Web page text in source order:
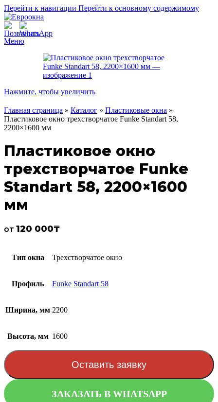
Перейти к навигации Перейти к основному содержимому
Меню
Нажмите, чтобы увеличить
Главная страница » Каталог » Пластиковые окна »
Пластиковое окно трехстворчатое Funke Standart 58,
2200×1600 мм
Пластиковое окно
трехстворчатое Funke
Standart 58, 2200×1600
мм
от 120 000₸
Тип окна Трехстворчатое окно
Профиль Funke Standart 58
Ширина, мм 2200
Высота, мм 1600
Оставить заявку
ЗАКАЗАТЬ В WHATSAPP